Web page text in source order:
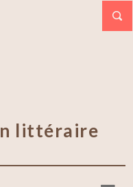
littéraire